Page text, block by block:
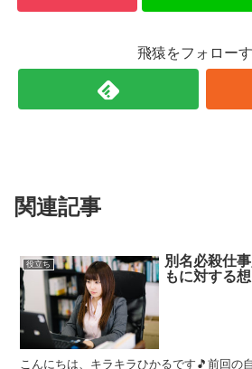
飛猿をフォロー
関連記事
役立ち
別名必殺仕
もに対する
こんにちは、キラキラひかるです🎵前回の